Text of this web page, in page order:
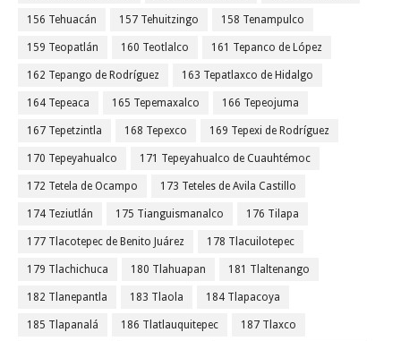
156 Tehuacán 157 Tehuitzingo 158 Tenampulco
159 Teopatlán 160 Teotlalco 161 Tepanco de López
162 Tepango de Rodríguez 163 Tepatlaxco de Hidalgo
164 Tepeaca 165 Tepemaxalco 166 Tepeojuma
167 Tepetzintla 168 Tepexco 169 Tepexi de Rodríguez
170 Tepeyahualco 171 Tepeyahualco de Cuauhtémoc
172 Tetela de Ocampo 173 Teteles de Avila Castillo
174 Teziutlán 175 Tianguismanalco 176 Tilapa
177 Tlacotepec de Benito Juárez 178 Tlacuilotepec
179 Tlachichuca 180 Tlahuapan 181 Tlaltenango
182 Tlanepantla 183 Tlaola 184 Tlapacoya
185 Tlapanalá 186 Tlatlauquitepec 187 Tlaxco